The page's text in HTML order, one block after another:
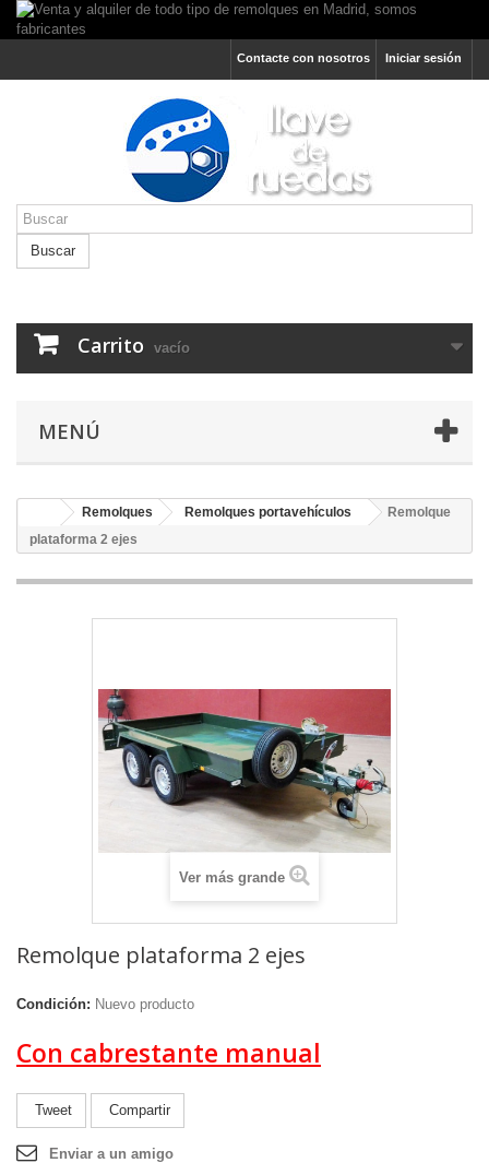
Iniciar sesión
Contacte con nosotros
Buscar
Carrito vacío
MENÚ
Remolques Remolques portavehículos
Remolque
plataforma 2 ejes
Ver más grande
Remolque plataforma 2 ejes
Condición: Nuevo producto
Con cabrestante manual
Tweet Compartir
Enviar a un amigo